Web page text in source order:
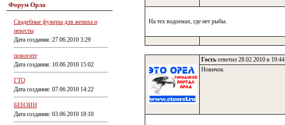
Форум Орла
Свадебные фужеры для жениха и
невесты
Дата создания: 27.06.2010 3:29
помогите
Дата создания: 10.06.2010 15:02
ГТО
Дата создания: 07.06.2010 14:22
БЕНЗИН
Дата создания: 03.06.2010 18:10
На тех водоемах, где нет рыбы.
Гость ответил 28.02.2010 в 19:44
Новичок